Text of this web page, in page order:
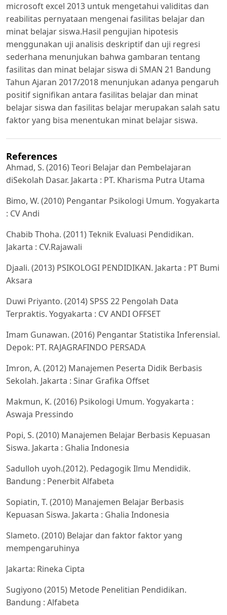
microsoft excel 2013 untuk mengetahui validitas dan
reabilitas pernyataan mengenai fasilitas belajar dan
minat belajar siswa.Hasil pengujian hipotesis
menggunakan uji analisis deskriptif dan uji regresi
sederhana menunjukan bahwa gambaran tentang
fasilitas dan minat belajar siswa di SMAN 21 Bandung
Tahun Ajaran 2017/2018 menunjukan adanya pengaruh
positif signifikan antara fasilitas belajar dan minat
belajar siswa dan fasilitas belajar merupakan salah satu
faktor yang bisa menentukan minat belajar siswa.
References
Ahmad, S. (2016) Teori Belajar dan Pembelajaran
diSekolah Dasar. Jakarta : PT. Kharisma Putra Utama
Bimo, W. (2010) Pengantar Psikologi Umum. Yogyakarta
: CV Andi
Chabib Thoha. (2011) Teknik Evaluasi Pendidikan.
Jakarta : CV.Rajawali
Djaali. (2013) PSIKOLOGI PENDIDIKAN. Jakarta : PT Bumi
Aksara
Duwi Priyanto. (2014) SPSS 22 Pengolah Data
Terpraktis. Yogyakarta : CV ANDI OFFSET
Imam Gunawan. (2016) Pengantar Statistika Inferensial.
Depok: PT. RAJAGRAFINDO PERSADA
Imron, A. (2012) Manajemen Peserta Didik Berbasis
Sekolah. Jakarta : Sinar Grafika Offset
Makmun, K. (2016) Psikologi Umum. Yogyakarta :
Aswaja Pressindo
Popi, S. (2010) Manajemen Belajar Berbasis Kepuasan
Siswa. Jakarta : Ghalia Indonesia
Sadulloh uyoh.(2012). Pedagogik Ilmu Mendidik.
Bandung : Penerbit Alfabeta
Sopiatin, T. (2010) Manajemen Belajar Berbasis
Kepuasan Siswa. Jakarta : Ghalia Indonesia
Slameto. (2010) Belajar dan faktor faktor yang
mempengaruhinya
Jakarta: Rineka Cipta
Sugiyono (2015) Metode Penelitian Pendidikan.
Bandung : Alfabeta